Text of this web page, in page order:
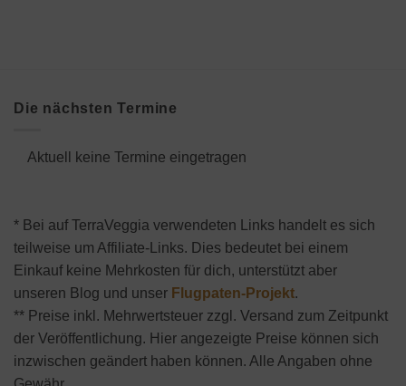
Die nächsten Termine
Aktuell keine Termine eingetragen
* Bei auf TerraVeggia verwendeten Links handelt es sich
teilweise um Affiliate-Links. Dies bedeutet bei einem
Einkauf keine Mehrkosten für dich, unterstützt aber
unseren Blog und unser Flugpaten-Projekt.
** Preise inkl. Mehrwertsteuer zzgl. Versand zum Zeitpunkt
der Veröffentlichung. Hier angezeigte Preise können sich
inzwischen geändert haben können. Alle Angaben ohne